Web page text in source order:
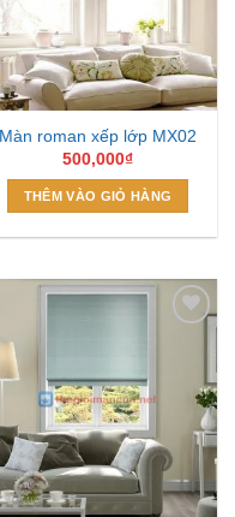
Màn roman xếp lớp MX02
500,000₫
THÊM VÀO GIỎ HÀNG
Wishlist